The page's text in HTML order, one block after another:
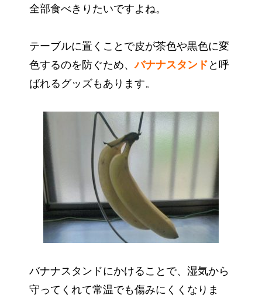
全部食べきりたいですよね。
テーブルに置くことで皮が茶色や黒色に変
色するのを防ぐため、バナナスタンド と呼
ばれるグッズもあります。
バナナスタンドにかけることで、湿気から
守ってくれて常温でも傷みにくくなりま